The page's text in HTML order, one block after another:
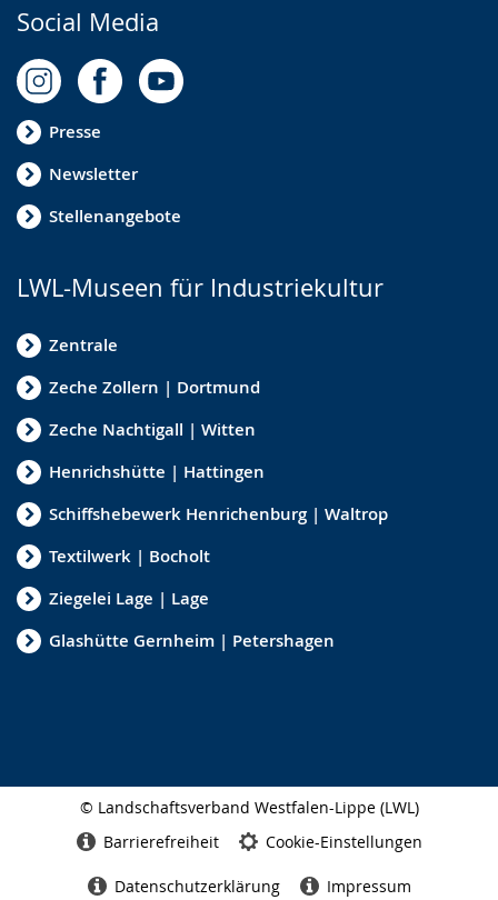
Social Media
Presse
Newsletter
Stellenangebote
LWL-Museen für Industriekultur
Zentrale
Zeche Zollern | Dortmund
Zeche Nachtigall | Witten
Henrichshütte | Hattingen
Schiffshebewerk Henrichenburg | Waltrop
Textilwerk | Bocholt
Ziegelei Lage | Lage
Glashütte Gernheim | Petershagen
© Landschaftsverband Westfalen-Lippe (LWL)
Barrierefreiheit Cookie-Einstellungen
Datenschutzerklärung Impressum